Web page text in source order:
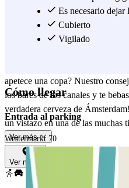
en el mismo Westermarkt: el
monumento Gay. Si lo que
de Ámsterdam, ¡no ha lugar más
apetece una copa? Nuestro
los bares de los canales y te
verdadera cerveza de
un vistazo en una de las muchas
Ver más
Es necesario dejar
Cubierto
Vigilado
Cómo llegar
Entrada al parking
Westermarkt 70
Ver mapa